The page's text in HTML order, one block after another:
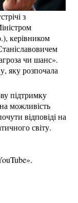
з
керівником
чи шанс».
яку розпочала
підтримку
можливість
відповіді на
світу.